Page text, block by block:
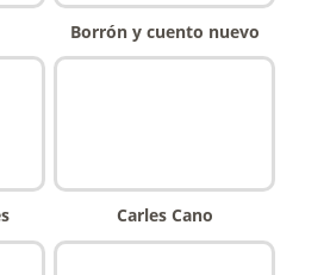
Borrón y cuento nuevo
Carles Cano